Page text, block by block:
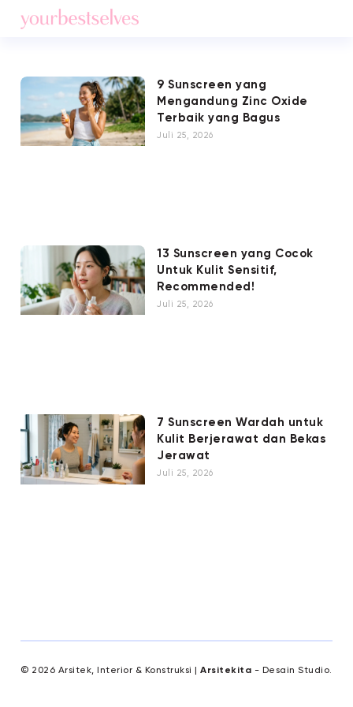
9 Sunscreen yang
Mengandung Zinc Oxide
Terbaik yang Bagus
Juli 25, 2026
13 Sunscreen yang Cocok
Untuk Kulit Sensitif,
Recommended!
Juli 25, 2026
7 Sunscreen Wardah untuk
Kulit Berjerawat dan Bekas
Jerawat
Juli 25, 2026
© 2026 Arsitek, Interior & Konstruksi |Arsitekita - Desain Studio.